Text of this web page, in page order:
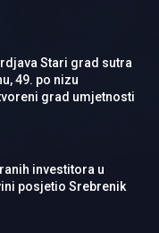
Stari grad sutra
49. po nizu
grad umjetnosti
investitora u
posjetio Srebrenik